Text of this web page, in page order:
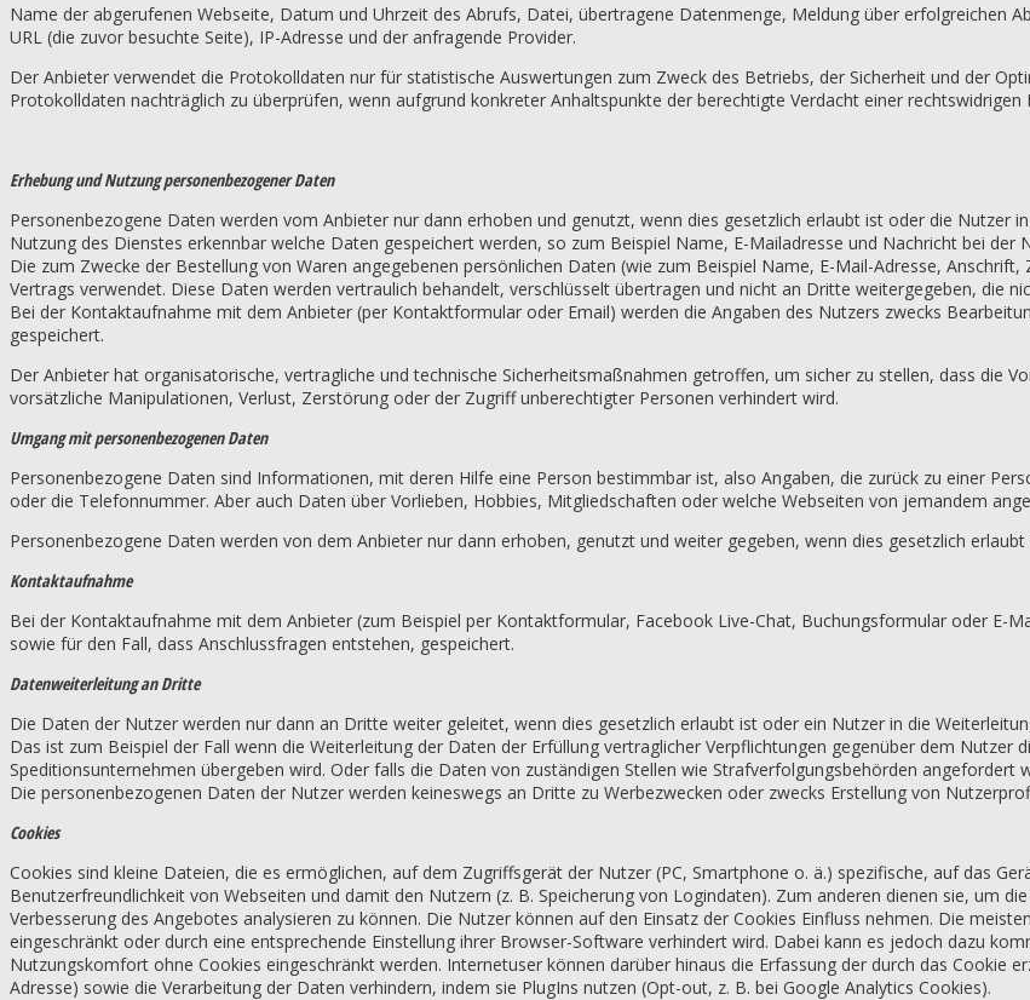
Name der abgerufenen Webseite, Datum und Uhrzeit des Abrufs, Datei, übertragene Datenmenge, Meldung über erfolgreichen
URL (die zuvor besuchte Seite), IP-Adresse und der anfragende Provider.
Der Anbieter verwendet die Protokolldaten nur für statistische Auswertungen zum Zweck des Betriebs, der Sicherheit und der
Protokolldaten nachträglich zu überprüfen, wenn aufgrund konkreter Anhaltspunkte der berechtigte Verdacht einer rechtswidrigen
Erhebung und Nutzung personenbezogener Daten
Personenbezogene Daten werden vom Anbieter nur dann erhoben und genutzt, wenn dies gesetzlich erlaubt ist oder die Nutzer
Nutzung des Dienstes erkennbar welche Daten gespeichert werden, so zum Beispiel Name, E-Mailadresse und Nachricht bei der
Die zum Zwecke der Bestellung von Waren angegebenen persönlichen Daten (wie zum Beispiel Name, E-Mail-Adresse,
Vertrags verwendet. Diese Daten werden vertraulich behandelt, verschlüsselt übertragen und nicht an Dritte weitergegeben, die
Bei der Kontaktaufnahme mit dem Anbieter (per Kontaktformular oder Email) werden die Angaben des Nutzers zwecks
gespeichert.
Der Anbieter hat organisatorische, vertragliche und technische Sicherheitsmaßnahmen getroffen, um sicher zu stellen, dass die
vorsätzliche Manipulationen, Verlust, Zerstörung oder der Zugriff unberechtigter Personen verhindert wird.
Umgang mit personenbezogenen Daten
Personenbezogene Daten sind Informationen, mit deren Hilfe eine Person bestimmbar ist, also Angaben, die zurück zu einer
oder die Telefonnummer. Aber auch Daten über Vorlieben, Hobbies, Mitgliedschaften oder welche Webseiten von jemandem
Personenbezogene Daten werden von dem Anbieter nur dann erhoben, genutzt und weiter gegeben, wenn dies gesetzlich
Kontaktaufnahme
Bei der Kontaktaufnahme mit dem Anbieter (zum Beispiel per Kontaktformular, Facebook Live-Chat, Buchungsformular oder E-
sowie für den Fall, dass Anschlussfragen entstehen, gespeichert.
Datenweiterleitung an Dritte
Die Daten der Nutzer werden nur dann an Dritte weiter geleitet, wenn dies gesetzlich erlaubt ist oder ein Nutzer in die
Das ist zum Beispiel der Fall wenn die Weiterleitung der Daten der Erfüllung vertraglicher Verpflichtungen gegenüber dem Nutzer
Speditionsunternehmen übergeben wird. Oder falls die Daten von zuständigen Stellen wie Strafverfolgungsbehörden angefordert
Die personenbezogenen Daten der Nutzer werden keineswegs an Dritte zu Werbezwecken oder zwecks Erstellung von
Cookies
Cookies sind kleine Dateien, die es ermöglichen, auf dem Zugriffsgerät der Nutzer (PC, Smartphone o. ä.) spezifische, auf das
Benutzerfreundlichkeit von Webseiten und damit den Nutzern (z. B. Speicherung von Logindaten). Zum anderen dienen sie, um
Verbesserung des Angebotes analysieren zu können. Die Nutzer können auf den Einsatz der Cookies Einfluss nehmen. Die
eingeschränkt oder durch eine entsprechende Einstellung ihrer Browser-Software verhindert wird. Dabei kann es jedoch dazu
Nutzungskomfort ohne Cookies eingeschränkt werden. Internetuser können darüber hinaus die Erfassung der durch das Cookie
Adresse) sowie die Verarbeitung der Daten verhindern, indem sie PlugIns nutzen (Opt-out, z. B. bei Google Analytics Cookies).